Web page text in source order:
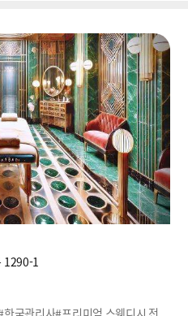
1290-1
국관리사#프리미엄 스웨디시 전